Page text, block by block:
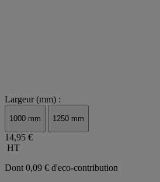
Largeur (mm) :
1000 mm 1250 mm
14,95 €
HT
Dont 0,09 € d'eco-contribution